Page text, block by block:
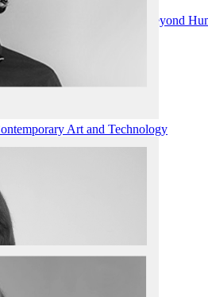
/ Human Aspect Beyond
Art and Technology